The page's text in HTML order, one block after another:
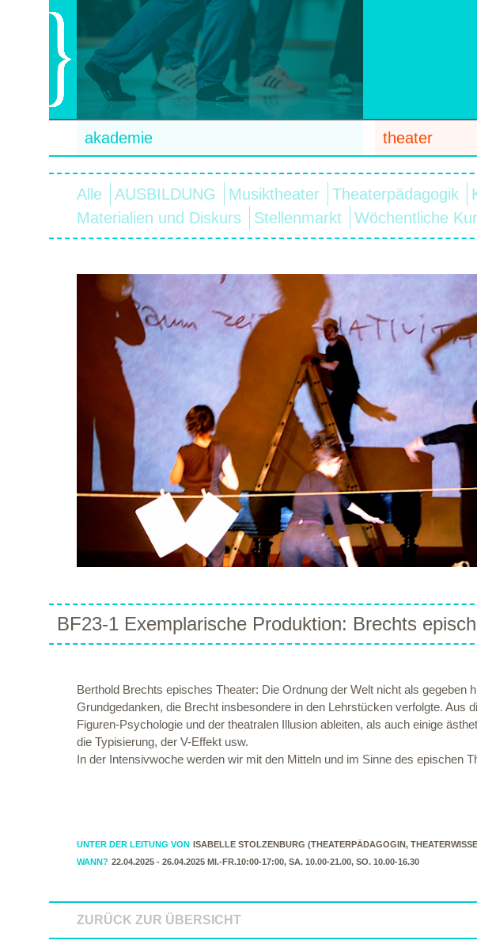
akademie theater
Alle AUSBILDUNG Musiktheater Theaterpädagogik
Materialien und Diskurs
Stellenmarkt Wöchentliche
BF23-1 Exemplarische Produktion: Brechts
Berthold Brechts episches Theater: Die Ordnung der Welt nicht als
Grundgedanken, die Brecht insbesondere in den Lehrstücken verfolgte.
Figuren-Psychologie und der theatralen Illusion ableiten, als auch einige
die Typisierung, der V-Effekt usw.
In der Intensivwoche werden wir mit den Mitteln und im Sinne des epischen
UNTER DER LEITUNG VON
ISABELLE STOLZENBURG (THEATERPÄDAGOGIN,
WANN? 22.04.2025 - 26.04.2025 MI.-FR.10:00-17:00, SA. 10.00-21.00, SO. 10.00-16.30
ZURÜCK ZUR ÜBERSICHT